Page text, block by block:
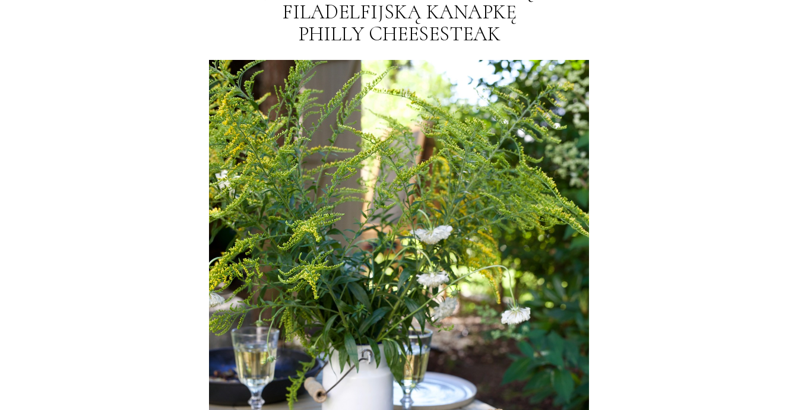
FILADELFIJSKĄ KANAPKĘ
PHILLY CHEESESTEAK